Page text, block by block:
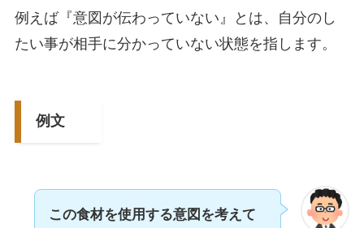
例えば『意図が伝わっていない』とは、自分のし
たい事が相手に分かっていない状態を指します。
例文
この食材を使用する意図を考えて